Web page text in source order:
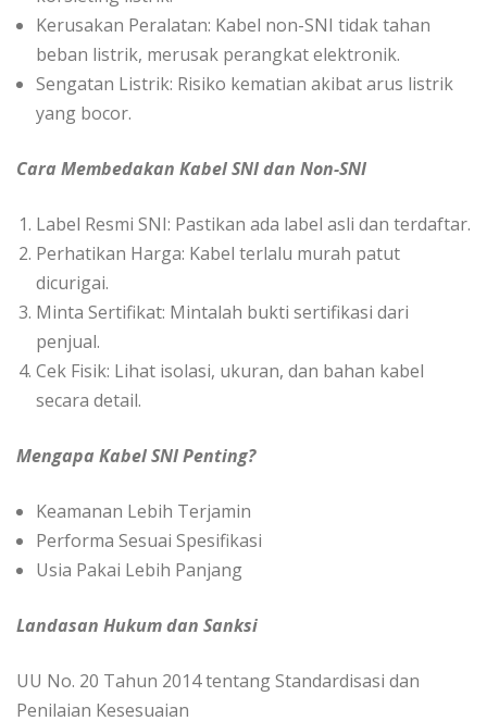
Kerusakan Peralatan: Kabel non-SNI tidak tahan
beban listrik, merusak perangkat elektronik.
Sengatan Listrik: Risiko kematian akibat arus listrik
yang bocor.
Cara Membedakan Kabel SNI dan Non-SNI
Label Resmi SNI: Pastikan ada label asli dan terdaftar.
Perhatikan Harga: Kabel terlalu murah patut
dicurigai.
Minta Sertifikat: Mintalah bukti sertifikasi dari
penjual.
Cek Fisik: Lihat isolasi, ukuran, dan bahan kabel
secara detail.
Mengapa Kabel SNI Penting?
Keamanan Lebih Terjamin
Performa Sesuai Spesifikasi
Usia Pakai Lebih Panjang
Landasan Hukum dan Sanksi
UU No. 20 Tahun 2014 tentang Standardisasi dan
Penilaian Kesesuaian